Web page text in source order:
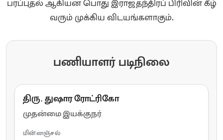
பரப்புதல் ஆகியன பொது இராஜதந்திரப் பிரிவின் கீழ்
வரும் முக்கிய விடயங்களாகும்.
பணியாளர் படிநிலை
திரு. துஷார ரோட்ரிகோ
முதன்மை இயக்குநர்
மின்னஞ்சல்